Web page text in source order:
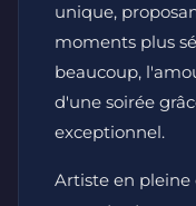
unique,
moments plus
beaucoup,
d'une soirée
exceptionnel.
Artiste en pleine